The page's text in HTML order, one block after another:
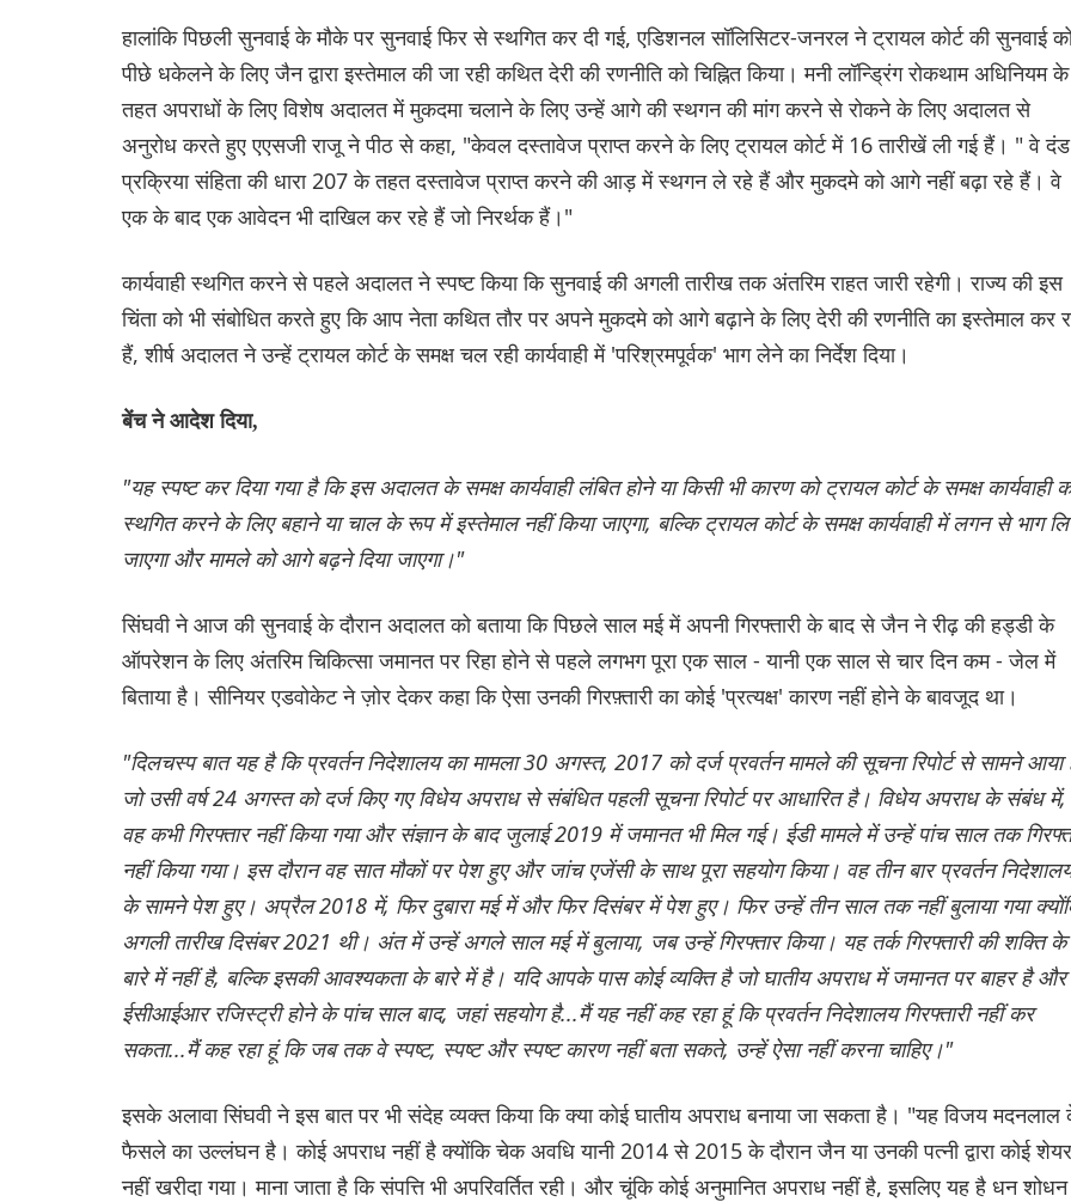
हालांकि पिछली सुनवाई के मौके पर सुनवाई फिर से स्थगित कर दी गई, एडिशनल सॉलिसिटर-जनरल ने ट्रायल कोर्ट की सुनवाई
पीछे धकेलने के लिए जैन द्वारा इस्तेमाल की जा रही कथित देरी की रणनीति को चिह्नित किया। मनी लॉन्ड्रिंग रोकथाम अधिनियम के
तहत अपराधों के लिए विशेष अदालत में मुकदमा चलाने के लिए उन्हें आगे की स्थगन की मांग करने से रोकने के लिए अदालत से
अनुरोध करते हुए एएसजी राजू ने पीठ से कहा, "केवल दस्तावेज प्राप्त करने के लिए ट्रायल कोर्ट में 16 तारीखें ली गई हैं। " वे दंड
प्रक्रिया संहिता की धारा 207 के तहत दस्तावेज प्राप्त करने की आड़ में स्थगन ले रहे हैं और मुकदमे को आगे नहीं बढ़ा रहे हैं। वे
एक के बाद एक आवेदन भी दाखिल कर रहे हैं जो निरर्थक हैं।"
कार्यवाही स्थगित करने से पहले अदालत ने स्पष्ट किया कि सुनवाई की अगली तारीख तक अंतरिम राहत जारी रहेगी। राज्य की इस
चिंता को भी संबोधित करते हुए कि आप नेता कथित तौर पर अपने मुकदमे को आगे बढ़ाने के लिए देरी की रणनीति का इस्तेमाल कर
हैं, शीर्ष अदालत ने उन्हें ट्रायल कोर्ट के समक्ष चल रही कार्यवाही में 'परिश्रमपूर्वक' भाग लेने का निर्देश दिया।
बेंच ने आदेश दिया,
"यह स्पष्ट कर दिया गया है कि इस अदालत के समक्ष कार्यवाही लंबित होने या किसी भी कारण को ट्रायल कोर्ट के समक्ष कार्यवाही
स्थगित करने के लिए बहाने या चाल के रूप में इस्तेमाल नहीं किया जाएगा, बल्कि ट्रायल कोर्ट के समक्ष कार्यवाही में लगन से भाग
जाएगा और मामले को आगे बढ़ने दिया जाएगा।"
सिंघवी ने आज की सुनवाई के दौरान अदालत को बताया कि पिछले साल मई में अपनी गिरफ्तारी के बाद से जैन ने रीढ़ की हड्डी के
ऑपरेशन के लिए अंतरिम चिकित्सा जमानत पर रिहा होने से पहले लगभग पूरा एक साल - यानी एक साल से चार दिन कम - जेल में
बिताया है। सीनियर एडवोकेट ने ज़ोर देकर कहा कि ऐसा उनकी गिरफ़्तारी का कोई 'प्रत्यक्ष' कारण नहीं होने के बावजूद था।
"दिलचस्प बात यह है कि प्रवर्तन निदेशालय का मामला 30 अगस्त, 2017 को दर्ज प्रवर्तन मामले की सूचना रिपोर्ट से सामने आया
जो उसी वर्ष 24 अगस्त को दर्ज किए गए विधेय अपराध से संबंधित पहली सूचना रिपोर्ट पर आधारित है। विधेय अपराध के संबंध में,
वह कभी गिरफ्तार नहीं किया गया और संज्ञान के बाद जुलाई 2019 में जमानत भी मिल गई। ईडी मामले में उन्हें पांच साल तक
नहीं किया गया। इस दौरान वह सात मौकों पर पेश हुए और जांच एजेंसी के साथ पूरा सहयोग किया। वह तीन बार प्रवर्तन
के सामने पेश हुए। अप्रैल 2018 में, फिर दुबारा मई में और फिर दिसंबर में पेश हुए। फिर उन्हें तीन साल तक नहीं बुलाया गया
अगली तारीख दिसंबर 2021 थी। अंत में उन्हें अगले साल मई में बुलाया, जब उन्हें गिरफ्तार किया। यह तर्क गिरफ्तारी की शक्ति के
बारे में नहीं है, बल्कि इसकी आवश्यकता के बारे में है। यदि आपके पास कोई व्यक्ति है जो घातीय अपराध में जमानत पर बाहर है और
ईसीआईआर रजिस्ट्री होने के पांच साल बाद, जहां सहयोग है...मैं यह नहीं कह रहा हूं कि प्रवर्तन निदेशालय गिरफ्तारी नहीं कर
सकता...मैं कह रहा हूं कि जब तक वे स्पष्ट, स्पष्ट और स्पष्ट कारण नहीं बता सकते, उन्हें ऐसा नहीं करना चाहिए।"
इसके अलावा सिंघवी ने इस बात पर भी संदेह व्यक्त किया कि क्या कोई घातीय अपराध बनाया जा सकता है। "यह विजय मदनलाल
फैसले का उल्लंघन है। कोई अपराध नहीं है क्योंकि चेक अवधि यानी 2014 से 2015 के दौरान जैन या उनकी पत्नी द्वारा कोई शेयर
नहीं खरीदा गया। माना जाता है कि संपत्ति भी अपरिवर्तित रही। और चूंकि कोई अनुमानित अपराध नहीं है, इसलिए यह है धन शोधन